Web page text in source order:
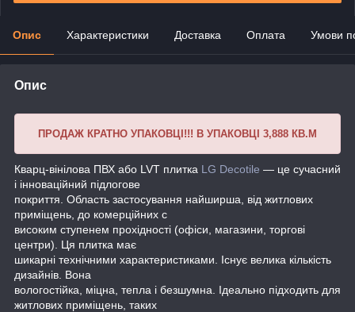
Опис Характеристики Доставка Оплата Умови
Опис
ПРОДАЖ КРАТНО УПАКОВЦІ!!! В УПАКОВЦІ 3,888 КВ.М
Кварц-вінілова ПВХ або LVT плитка LG Decotile — це сучасний
і інноваційний підлогове
покриття. Область застосування найширша, від житлових
приміщень, до комерційних с
високим ступенем прохідності (офіси, магазини, торгові
центри). Ця плитка має
шикарні технічними характеристиками. Існує велика кількість
дизайнів. Вона
вологостійка, міцна, тепла і безшумна. Ідеально підходить для
житлових приміщень, таких